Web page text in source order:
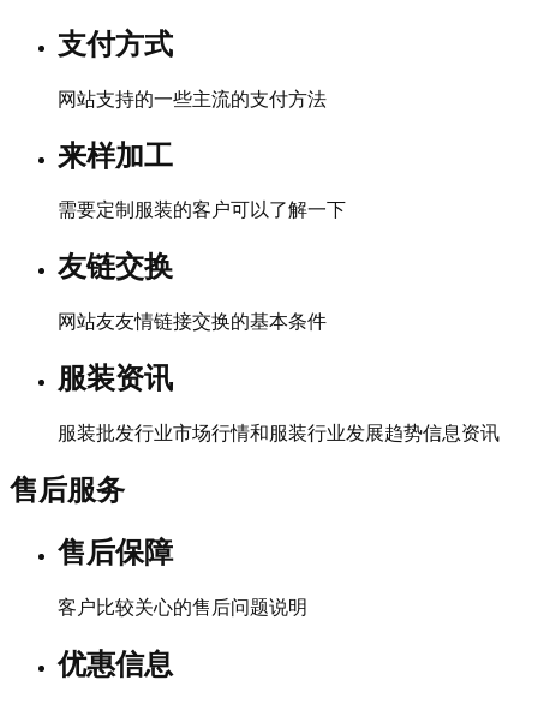
支付方式
网站支持的一些主流的支付方法
来样加工
需要定制服装的客户可以了解一下
友链交换
网站友友情链接交换的基本条件
服装资讯
服装批发行业市场行情和服装行业发展趋势信息资讯
售后服务
售后保障
客户比较关心的售后问题说明
优惠信息